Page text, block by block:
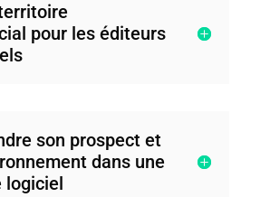
pour les éditeurs
son prospect et
dans une
logiciel